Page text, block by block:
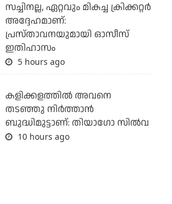
സച്ചിനല്ല, ഏറ്റവും മികച്ച ക്രിക്കറ്റര്‍
അദ്ദേഹമാണ്:
പ്രസ്താവനയുമായി ഓസീസ്
ഇതിഹാസം
5 hours ago
കളിക്കളത്തില്‍ അവനെ
തടഞ്ഞു നിര്‍ത്താന്‍
ബുദ്ധിമുട്ടാണ്: തിയാഗോ സില്‍വ
10 hours ago